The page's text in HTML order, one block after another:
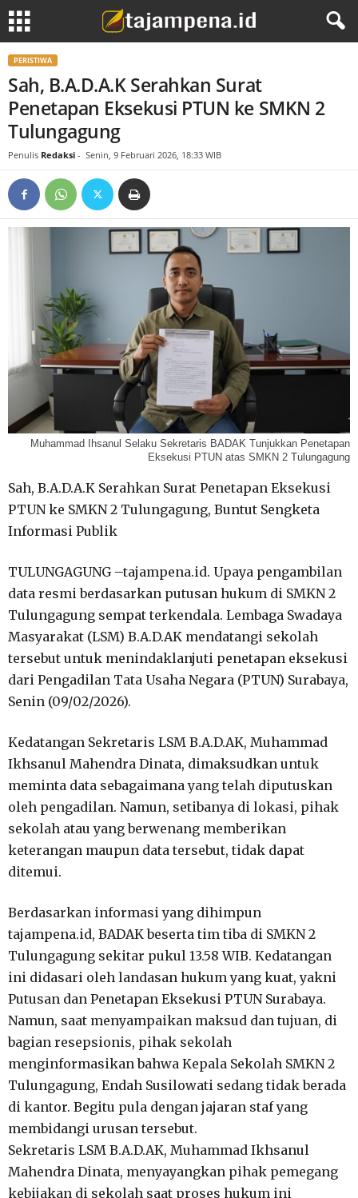
PERISTIWA
Sah, B.A.D.A.K Serahkan Surat
Penetapan Eksekusi PTUN ke SMKN 2
Tulungagung
Penulis Redaksi - Senin, 9 Februari 2026, 18:33 WIB
Muhammad Ihsanul Selaku Sekretaris BADAK Tunjukkan Penetapan
Eksekusi PTUN atas SMKN 2 Tulungagung
Sah, B.A.D.A.K Serahkan Surat Penetapan Eksekusi
PTUN ke SMKN 2 Tulungagung, Buntut Sengketa
Informasi Publik
TULUNGAGUNG –tajampena.id. Upaya pengambilan
data resmi berdasarkan putusan hukum di SMKN 2
Tulungagung sempat terkendala. Lembaga Swadaya
Masyarakat (LSM) B.A.D.AK mendatangi sekolah
tersebut untuk menindaklanjuti penetapan eksekusi
dari Pengadilan Tata Usaha Negara (PTUN) Surabaya,
Senin (09/02/2026).
Kedatangan Sekretaris LSM B.A.D.AK, Muhammad
Ikhsanul Mahendra Dinata, dimaksudkan untuk
meminta data sebagaimana yang telah diputuskan
oleh pengadilan. Namun, setibanya di lokasi, pihak
sekolah atau yang berwenang memberikan
keterangan maupun data tersebut, tidak dapat
ditemui.
Berdasarkan informasi yang dihimpun
tajampena.id, BADAK beserta tim tiba di SMKN 2
Tulungagung sekitar pukul 13.58 WIB. Kedatangan
ini didasari oleh landasan hukum yang kuat, yakni
Putusan dan Penetapan Eksekusi PTUN Surabaya.
Namun, saat menyampaikan maksud dan tujuan, di
bagian resepsionis, pihak sekolah
menginformasikan bahwa Kepala Sekolah SMKN 2
Tulungagung, Endah Susilowati sedang tidak berada
di kantor. Begitu pula dengan jajaran staf yang
membidangi urusan tersebut.
Sekretaris LSM B.A.D.AK, Muhammad Ikhsanul
Mahendra Dinata, menyayangkan pihak pemegang
kebijakan di sekolah saat proses hukum ini